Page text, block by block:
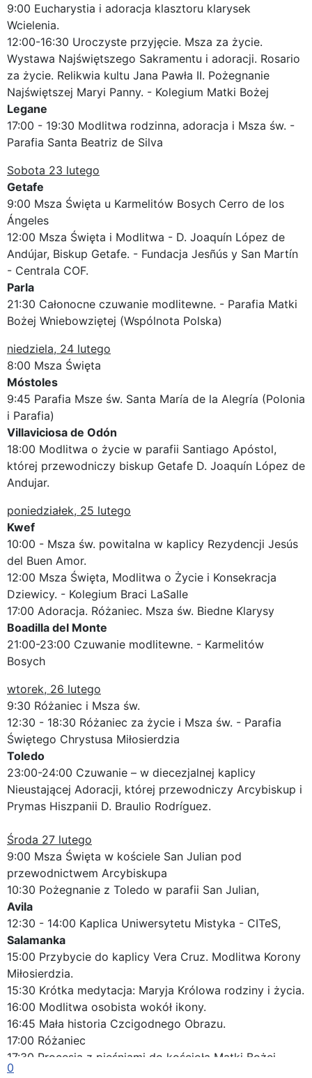
9:00 Eucharystia i adoracja klasztoru klarysek
Wcielenia.
12:00-16:30 Uroczyste przyjęcie. Msza za życie.
Wystawa Najświętszego Sakramentu i adoracji. Rosario
za życie. Relikwia kultu Jana Pawła II. Pożegnanie
Najświętszej Maryi Panny. - Kolegium Matki Bożej
Legane
17:00 - 19:30 Modlitwa rodzinna, adoracja i Msza św. -
Parafia Santa Beatriz de Silva
Sobota 23 lutego
Getafe
9:00 Msza Święta u Karmelitów Bosych Cerro de los
Ángeles
12:00 Msza Święta i Modlitwa - D. Joaquín López de
Andújar, Biskup Getafe. - Fundacja Jesñús y San Martín
- Centrala COF.
Parla
21:30 Całonocne czuwanie modlitewne. - Parafia Matki
Bożej Wniebowziętej (Wspólnota Polska)
niedziela, 24 lutego
8:00 Msza Święta
Móstoles
9:45 Parafia Msze św. Santa María de la Alegría (Polonia
i Parafia)
Villaviciosa de Odón
18:00 Modlitwa o życie w parafii Santiago Apóstol,
której przewodniczy biskup Getafe D. Joaquín López de
Andujar.
poniedziałek, 25 lutego
Kwef
10:00 - Msza św. powitalna w kaplicy Rezydencji Jesús
del Buen Amor.
12:00 Msza Święta, Modlitwa o Życie i Konsekracja
Dziewicy. - Kolegium Braci LaSalle
17:00 Adoracja. Różaniec. Msza św. Biedne Klarysy
Boadilla del Monte
21:00-23:00 Czuwanie modlitewne. - Karmelitów
Bosych
wtorek, 26 lutego
9:30 Różaniec i Msza św.
12:30 - 18:30 Różaniec za życie i Msza św. - Parafia
Świętego Chrystusa Miłosierdzia
Toledo
23:00-24:00 Czuwanie – w diecezjalnej kaplicy
Nieustającej Adoracji, której przewodniczy Arcybiskup i
Prymas Hiszpanii D. Braulio Rodríguez.
Środa 27 lutego
9:00 Msza Święta w kościele San Julian pod
przewodnictwem Arcybiskupa
10:30 Pożegnanie z Toledo w parafii San Julian,
Avila
12:30 - 14:00 Kaplica Uniwersytetu Mistyka - CITeS,
Salamanka
15:00 Przybycie do kaplicy Vera Cruz. Modlitwa Korony
Miłosierdzia.
15:30 Krótka medytacja: Maryja Królowa rodziny i życia.
16:00 Modlitwa osobista wokół ikony.
16:45 Mała historia Czcigodnego Obrazu.
17:00 Różaniec
17:30 Procesja z pieśniami do kościoła Matki Bożej
Carmen. (Plac Bandos)
0